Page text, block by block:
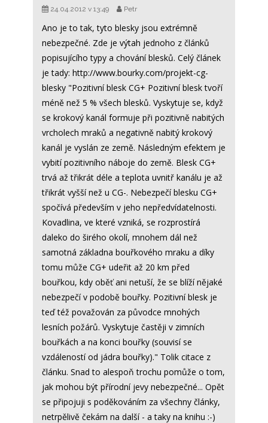
24.04.2012 v 13:49 Petr
Ano je to tak, tyto blesky jsou extrémně
nebezpečné. Zde je výtah jednoho z článků
popisujícího typy a chování blesků. Celý článek
je tady: http://www.bourky.com/projekt-cg-
blesky "Pozitivní blesk CG+ Pozitivní blesk tvoří
méně než 5 % všech blesků. Vyskytuje se, když
se krokový kanál formuje při pozitivně nabitých
vrcholech mraků a negativně nabitý krokový
kanál je vyslán ze země. Následným efektem je
vybití pozitivního náboje do země. Blesk CG+
trvá až třikrát déle a teplota uvnitř kanálu je až
třikrát vyšší než u CG-. Nebezpečí blesku CG+
spočívá především v jeho nepředvídatelnosti.
Kovadlina, ve které vzniká, se rozprostírá
daleko do širého okolí, mnohem dál než
samotná základna bouřkového mraku a díky
tomu může CG+ udeřit až 20 km před
bouřkou, kdy oběť ani netuší, že se blíží nějaké
nebezpečí v podobě bouřky. Pozitivní blesk je
teď též považován za původce mnohých
lesních požárů. Vyskytuje častěji v zimních
bouřkách a na konci bouřky (souvisí se
vzdáleností od jádra bouřky)." Tolik citace z
článku. Snad to alespoň trochu pomůže o tom,
jak mohou být přírodní jevy nebezpečné... Opět
se připojuji s poděkováním za všechny články,
netrpělivě čekám na další - a taky na knihu :-)